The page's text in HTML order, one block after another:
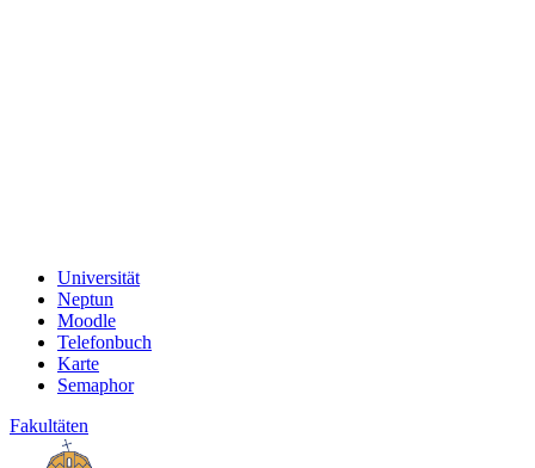
Universität
Neptun
Moodle
Telefonbuch
Karte
Semaphor
Fakultäten